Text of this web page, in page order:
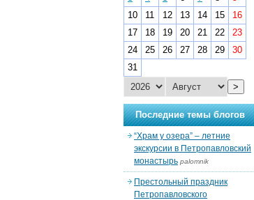
10
11 12 13 14 15
16
17
18 19 20 21 22
23
24
25 26 27 28 29
30
31
>
Последние темы блогов
“Храм у озера” – летние
экскурсии в Петропавловский
монастырь palomnik
Престольный праздник
Петропавловского